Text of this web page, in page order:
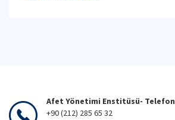
Afet Yönetimi Enstitüsü- Telefon
+90 (212) 285 65 32